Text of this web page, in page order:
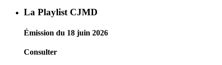
La Playlist CJMD
Émission du 18 juin 2026
Consulter